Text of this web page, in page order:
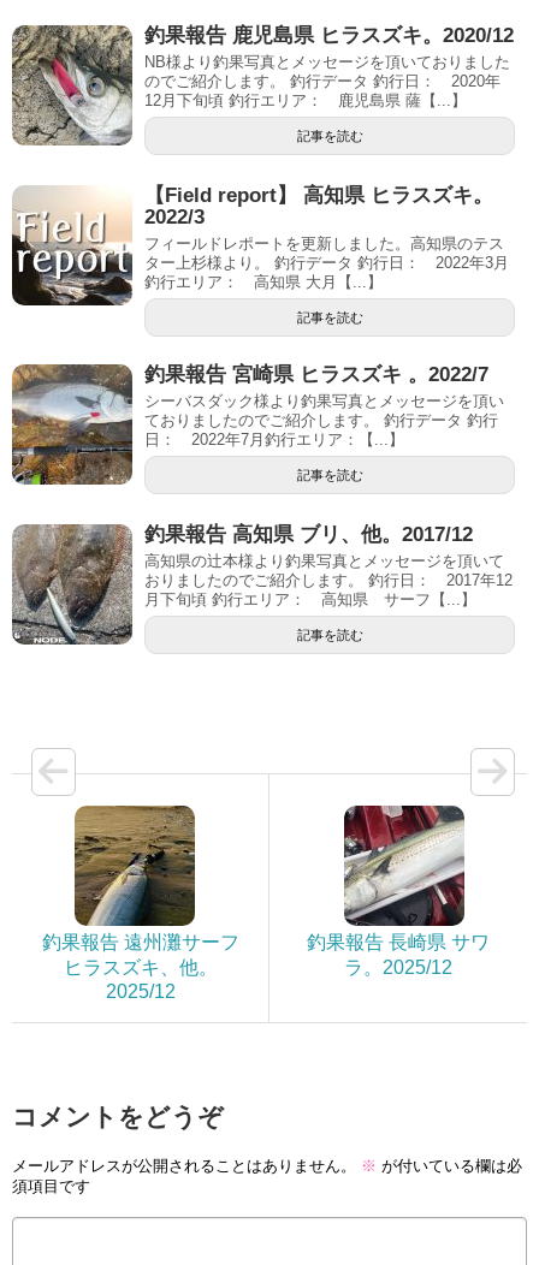
釣果報告 鹿児島県 ヒラスズキ。2020/12
NB様より釣果写真とメッセージを頂いておりました
のでご紹介します。 釣行データ 釣行日： 2020年
12月下旬頃 釣行エリア： 鹿児島県 薩【...】
記事を読む
【Field report】 高知県 ヒラスズキ。
2022/3
フィールドレポートを更新しました。高知県のテス
ター上杉様より。 釣行データ 釣行日： 2022年3月
釣行エリア： 高知県 大月【...】
記事を読む
釣果報告 宮崎県 ヒラスズキ 。2022/7
シーバスダック様より釣果写真とメッセージを頂い
ておりましたのでご紹介します。 釣行データ 釣行
日： 2022年7月釣行エリア：【...】
記事を読む
釣果報告 高知県 ブリ、他。2017/12
高知県の辻本様より釣果写真とメッセージを頂いて
おりましたのでご紹介します。 釣行日： 2017年12
月下旬頃 釣行エリア： 高知県 サーフ【...】
記事を読む
釣果報告 遠州灘サーフ
ヒラスズキ、他。
2025/12
釣果報告 長崎県 サワ
ラ。2025/12
コメントをどうぞ
メールアドレスが公開されることはありません。 ※ が付いている欄は必
須項目です